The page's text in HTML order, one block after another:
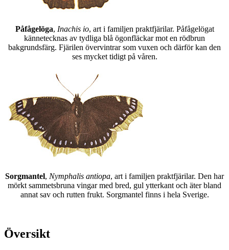
Påfågelöga, Inachis io, art i familjen praktfjärilar. Påfågelögat
kännetecknas av tydliga blå ögonfläckar mot en rödbrun
bakgrundsfärg. Fjärilen övervintrar som vuxen och därför kan den
ses mycket tidigt på våren.
Sorgmantel, Nymphalis antiopa, art i familjen praktfjärilar. Den har
mörkt sammetsbruna vingar med bred, gul ytterkant och äter bland
annat sav och rutten frukt. Sorgmantel finns i hela Sverige.
Översikt